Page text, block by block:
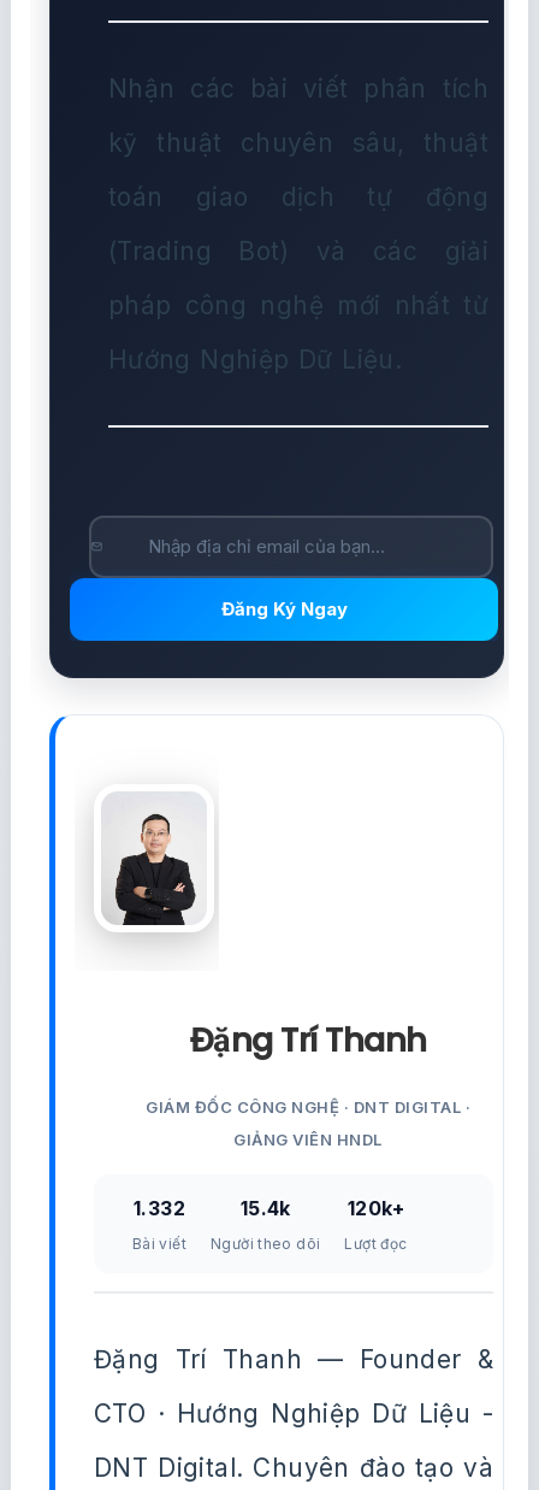
Nhận các bài viết phân tích
kỹ thuật chuyên sâu, thuật
toán giao dịch tự động
(Trading Bot) và các giải
pháp công nghệ mới nhất từ
Hướng Nghiệp Dữ Liệu.
Đăng Ký Ngay
Đặng Trí Thanh
GIÁM ĐỐC CÔNG NGHỆ · DNT DIGITAL ·
GIẢNG VIÊN HNDL
1.332
Bài viết
15.4k
Người theo dõi
120k+
Lượt đọc
Đặng Trí Thanh — Founder &
CTO · Hướng Nghiệp Dữ Liệu -
DNT Digital. Chuyên đào tạo và